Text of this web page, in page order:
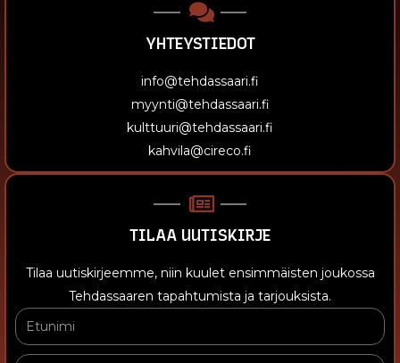
YHTEYSTIEDOT
info@tehdassaari.fi
myynti@tehdassaari.fi
kulttuuri@tehdassaari.fi
kahvila@cireco.fi
TILAA UUTISKIRJE
Tilaa uutiskirjeemme, niin kuulet ensimmäisten joukossa
Tehdassaaren tapahtumista ja tarjouksista.